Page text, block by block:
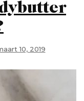
10, 2019